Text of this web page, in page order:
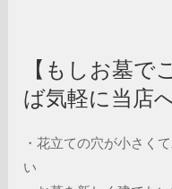
【もしお墓で
ば気軽に当店
・花立ての穴が小さく
い